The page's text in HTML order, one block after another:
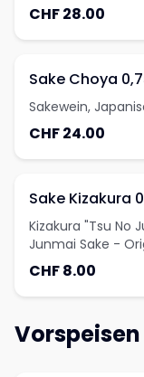
CHF 28.00
Sake Choya
Sakewein,
CHF 24.00
Sake Kizakura
Kizakura "Tsu No
Junmai Sake -
CHF 8.00
Vorspeisen